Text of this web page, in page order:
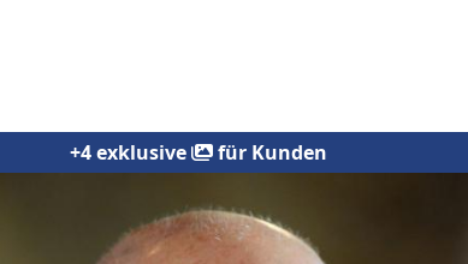
+4 exklusive für Kunden